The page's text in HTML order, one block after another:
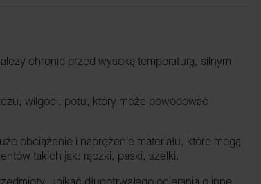
chronić przed wysoką temperaturą, silnym
wilgoci, potu, który może powodować
obciążenie i naprężenie materiału, które mogą
takich jak: rączki, paski, szelki.